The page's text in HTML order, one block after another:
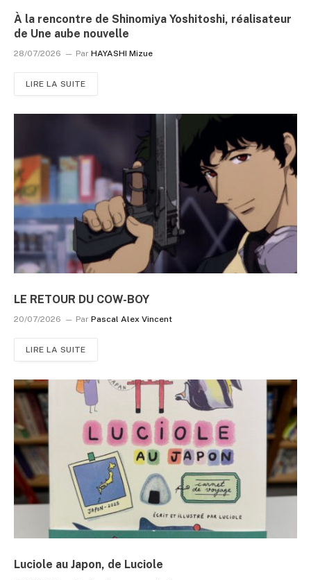
À la rencontre de Shinomiya Yoshitoshi, réalisateur
de Une aube nouvelle
28/07/2026 Par HAYASHI Mizue
LIRE LA SUITE
LE RETOUR DU COW-BOY
20/07/2026 Par Pascal Alex Vincent
LIRE LA SUITE
Luciole au Japon, de Luciole